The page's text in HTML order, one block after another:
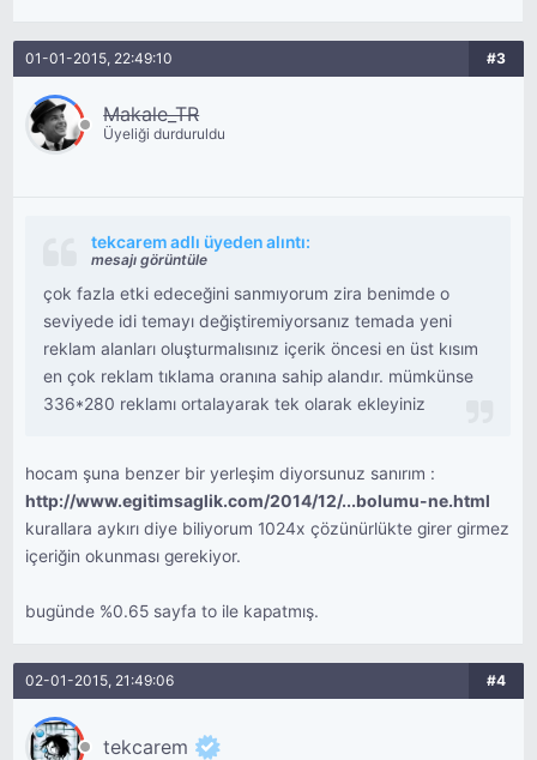
01-01-2015, 22:49:10 #3
Makale_TR
Üyeliği durduruldu
tekcarem adlı üyeden alıntı:
mesajı görüntüle
çok fazla etki edeceğini sanmıyorum zira benimde o
seviyede idi temayı değiştiremiyorsanız temada yeni
reklam alanları oluşturmalısınız içerik öncesi en üst kısım
en çok reklam tıklama oranına sahip alandır. mümkünse
336*280 reklamı ortalayarak tek olarak ekleyiniz
hocam şuna benzer bir yerleşim diyorsunuz sanırım :
http://www.egitimsaglik.com/2014/12/...bolumu-ne.html
kurallara aykırı diye biliyorum 1024x çözünürlükte girer girmez
içeriğin okunması gerekiyor.
bugünde %0.65 sayfa to ile kapatmış.
02-01-2015, 21:49:06 #4
tekcarem